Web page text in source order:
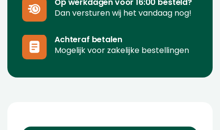
Op werkdagen voor 16:00 besteld?
Dan versturen wij het vandaag nog!
Achteraf betalen
Mogelijk voor zakelijke bestellingen